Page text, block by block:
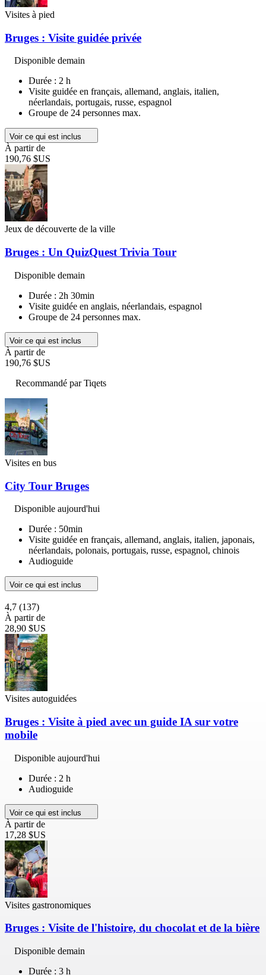
Visites à pied
Bruges : Visite guidée privée
Disponible demain
Durée : 2 h
Visite guidée en français, allemand, anglais, italien,
néerlandais, portugais, russe, espagnol
Groupe de 24 personnes max.
Voir ce qui est inclus
À partir de
190,76 $US
Jeux de découverte de la ville
Bruges : Un QuizQuest Trivia Tour
Disponible demain
Durée : 2h 30min
Visite guidée en anglais, néerlandais, espagnol
Groupe de 24 personnes max.
Voir ce qui est inclus
À partir de
190,76 $US
Recommandé par Tiqets
Visites en bus
City Tour Bruges
Disponible aujourd'hui
Durée : 50min
Visite guidée en français, allemand, anglais, italien, japonais,
néerlandais, polonais, portugais, russe, espagnol, chinois
Audioguide
Voir ce qui est inclus
4,7 (137)
À partir de
28,90 $US
Visites autoguidées
Bruges : Visite à pied avec un guide IA sur votre
mobile
Disponible aujourd'hui
Durée : 2 h
Audioguide
Voir ce qui est inclus
À partir de
17,28 $US
Visites gastronomiques
Bruges : Visite de l'histoire, du chocolat et de la bière
Disponible demain
Durée : 3 h